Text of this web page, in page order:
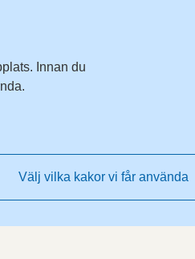
Innan du
Välj vilka kakor vi får använda